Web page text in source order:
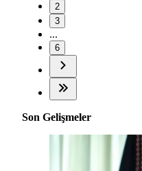
2
3
...
6
Son Gelişmeler